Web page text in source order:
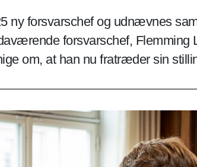
ny forsvarschef og udnævnes
forsvarschef, Flemming
om, at han nu fratræder sin